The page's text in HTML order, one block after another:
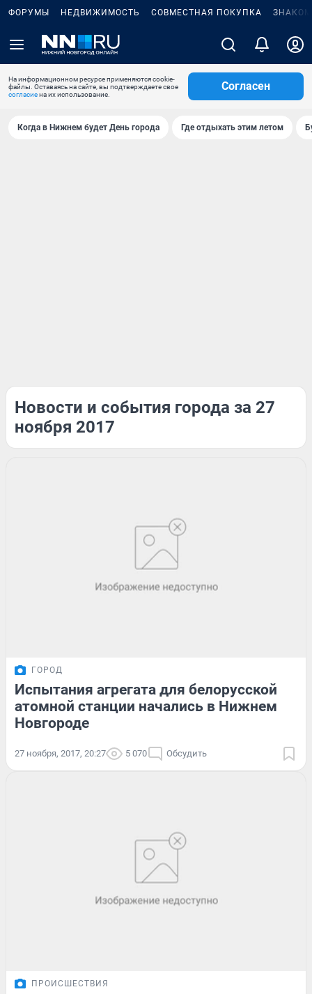
ФОРУМЫ НЕДВИЖИМОСТЬ СОВМЕСТНАЯ ПОКУПКА
На информационном ресурсе применяются cookie-
файлы. Оставаясь на сайте, вы подтверждаете свое
согласиена их использование.
Согласен
Когда в Нижнем будет День города Где отдыхать этим летом
Новости и события города за 27
ноября 2017
ГОРОД
Испытания агрегата для белорусской
атомной станции начались в Нижнем
Новгороде
27 ноября, 2017, 20:27 5 070 Обсудить
ПРОИСШЕСТВИЯ